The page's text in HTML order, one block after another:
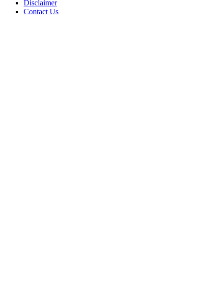
Disclaimer
Contact Us